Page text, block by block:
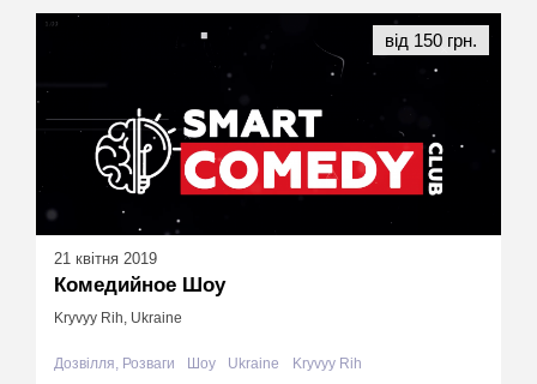
21 квітня 2019
Комедийное Шоу
Kryvyy Rih, Ukraine
Дозвілля, Розваги Шоу Ukraine Kryvyy Rih
від 150 грн.